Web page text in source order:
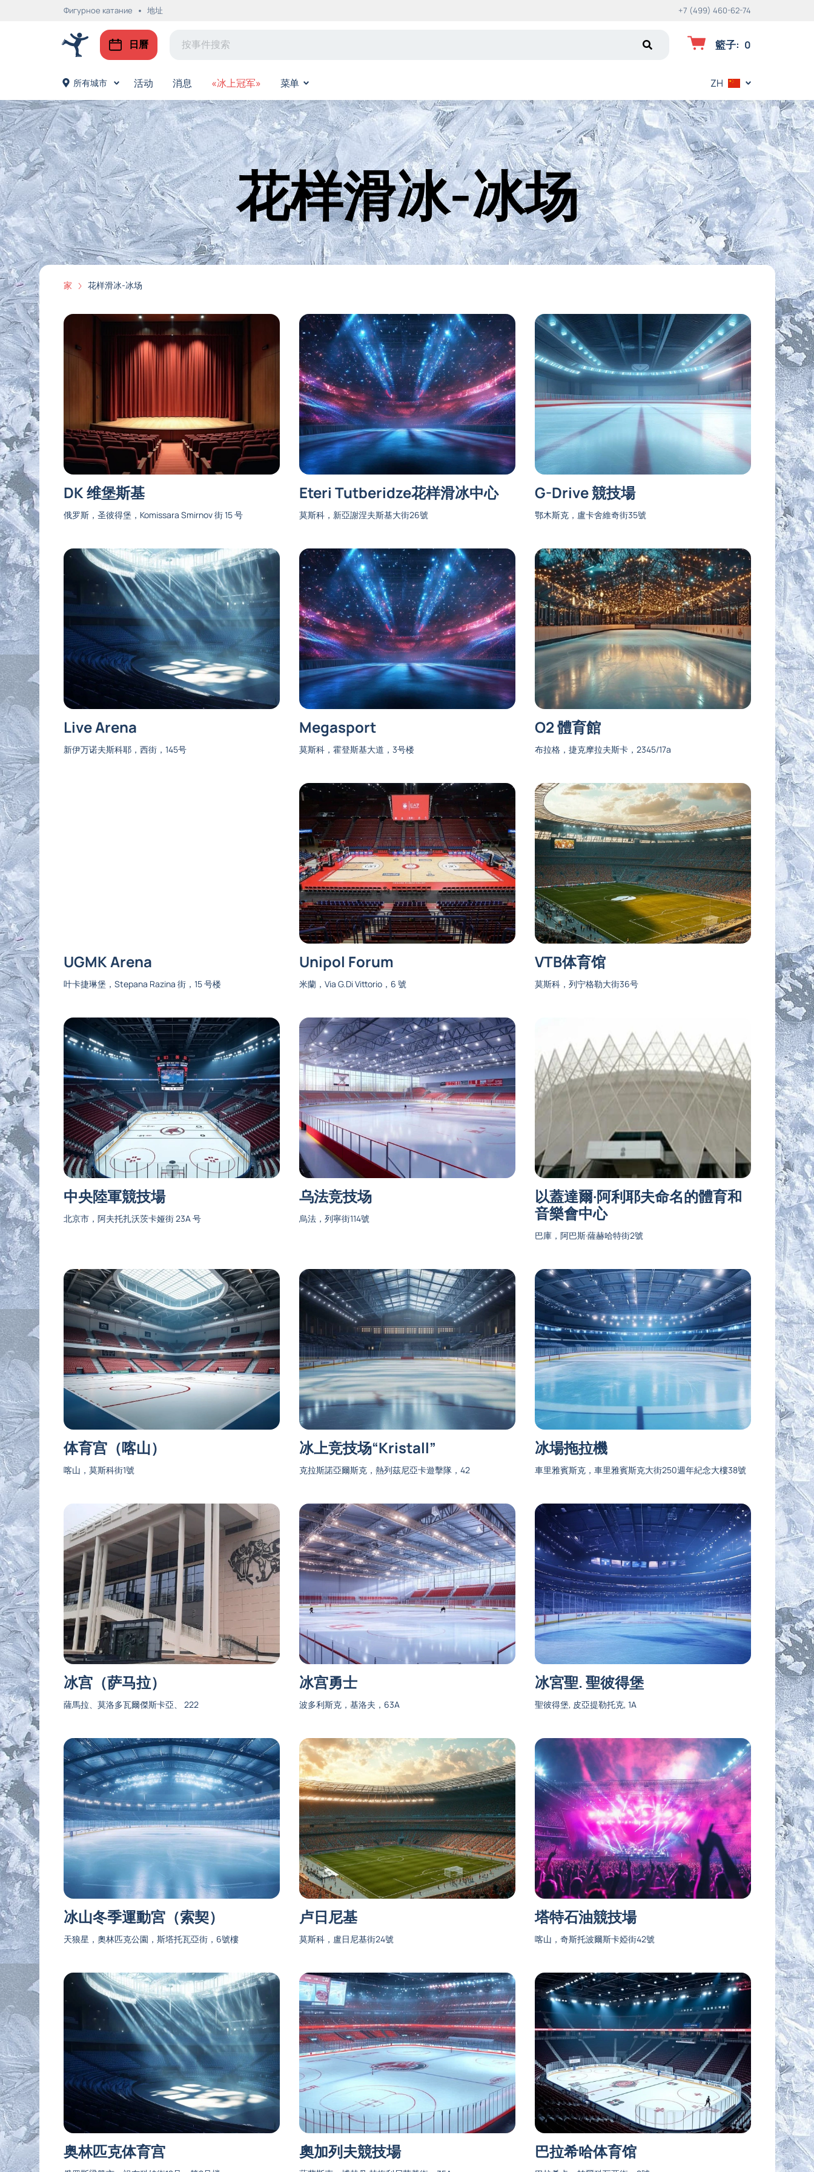
Фигурное катание 地址 +7 (499) 460-62-74
日曆 籃子: 0
所有城市 活动 消息 «冰上冠军» 菜单 ZH
花样滑冰-冰场
家 花样滑冰-冰场
DK 维堡斯基
俄罗斯，圣彼得堡，Komissara Smirnov 街 15 号
Eteri Tutberidze花样滑冰中心
莫斯科，新亞謝涅夫斯基大街26號
G-Drive 競技場
鄂木斯克，盧卡舍維奇街35號
Live Arena
新伊万诺夫斯科耶，西街，145号
Megasport
莫斯科，霍登斯基大道，3号楼
O2 體育館
布拉格，捷克摩拉夫斯卡，2345/17a
UGMK Arena
叶卡捷琳堡，Stepana Razina 街，15 号楼
Unipol Forum
米蘭，Via G.Di Vittorio，6 號
VTB体育馆
莫斯科，列宁格勒大街36号
中央陸軍競技場
北京市，阿夫托扎沃茨卡娅街 23A 号
乌法竞技场
烏法，列寧街114號
以蓋達爾·阿利耶夫命名的體育和
音樂會中心
巴庫，阿巴斯·薩赫哈特街2號
体育宫（喀山）
喀山，莫斯科街1號
冰上竞技场“Kristall”
克拉斯諾亞爾斯克，熱列茲尼亞卡遊擊隊，42
冰場拖拉機
車里雅賓斯克，車里雅賓斯克大街250週年紀念大樓38號
冰宫（萨马拉）
薩馬拉、莫洛多瓦爾傑斯卡亞、 222
冰宫勇士
波多利斯克，基洛夫，63A
冰宮聖. 聖彼得堡
聖彼得堡, 皮亞提勒托克, 1A
冰山冬季運動宮（索契）
天狼星，奧林匹克公園，斯塔托瓦亞街，6號樓
卢日尼基
莫斯科，盧日尼基街24號
塔特石油競技場
喀山，奇斯托波爾斯卡婭街42號
奥林匹克体育宫 奧加列夫競技場 巴拉希哈体育馆